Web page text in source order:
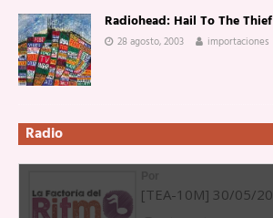
Radiohead: Hail To The Thief
28 agosto, 2003 importaciones
Radio